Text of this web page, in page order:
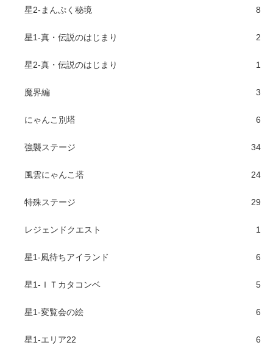
星2-まんぷく秘境 8
星1-真・伝説のはじまり 2
星2-真・伝説のはじまり 1
魔界編 3
にゃんこ別塔 6
強襲ステージ 34
風雲にゃんこ塔 24
特殊ステージ 29
レジェンドクエスト 1
星1-風待ちアイランド 6
星1-ＩＴカタコンベ 5
星1-変覧会の絵 6
星1-エリア22 6